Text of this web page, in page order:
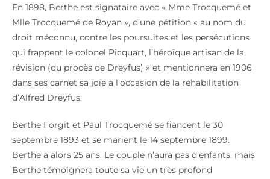
En 1898, Berthe est signataire avec « Mme Trocquemé et
Mlle Trocquemé de Royan », d’une pétition « au nom du
droit méconnu, contre les poursuites et les persécutions
qui frappent le colonel Picquart, l’héroïque artisan de la
révision (du procès de Dreyfus) » et mentionnera en 1906
dans ses carnet sa joie à l’occasion de la réhabilitation
d’Alfred Dreyfus.
Berthe Forgit et Paul Trocquemé se fiancent le 30
septembre 1893 et se marient le 14 septembre 1899.
Berthe a alors 25 ans. Le couple n’aura pas d’enfants, mais
Berthe témoignera toute sa vie un très profond